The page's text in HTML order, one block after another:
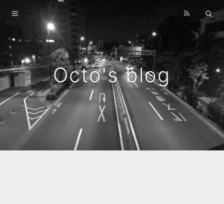
Octo's blog
Home
Archives